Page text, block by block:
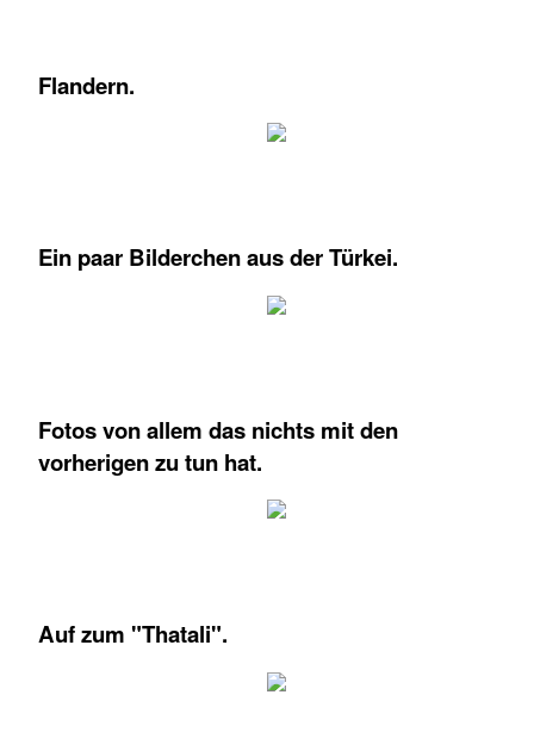
Flandern.
Ein paar Bilderchen aus der Türkei.
Fotos von allem das nichts mit den
vorherigen zu tun hat.
Auf zum "Thatali".